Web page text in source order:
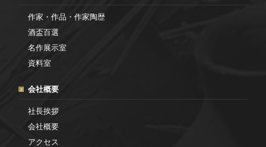
作家・作品・作家陶歴
酒盃百選
名作展示室
資料室
会社概要
社長挨拶
会社概要
アクセス